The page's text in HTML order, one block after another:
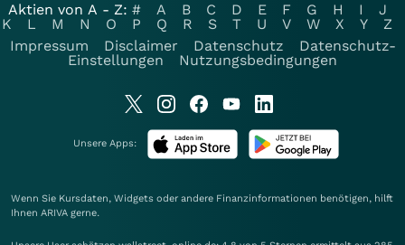
Aktien von A - Z: # A B C D E F G H I
J
K
L M N O P Q R S T U V W X Y
Z
Impressum
Disclaimer Datenschutz
Datenschutz-
Einstellungen
Nutzungsbedingungen
Unsere Apps:
Wenn Sie Kursdaten, Widgets oder andere Finanzinformationen benötigen, hilft
Ihnen ARIVA gerne.